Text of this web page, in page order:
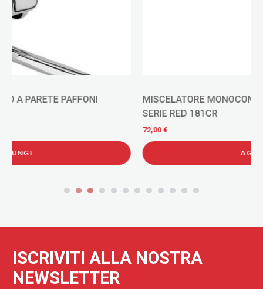
MISCELATORE MONOCOMANDO PER LAVELLO PAFFONI
AGGIUNGI
ISCRIVITI ALLA NOSTRA
NEWSLETTER